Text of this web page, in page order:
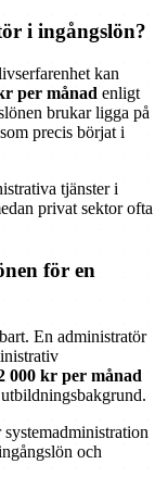
i ingångslön?
kan
per månad enligt
brukar ligga på
precis börjat i
tjänster i
privat sektor ofta
för en
En administratör
000 kr per månad
och